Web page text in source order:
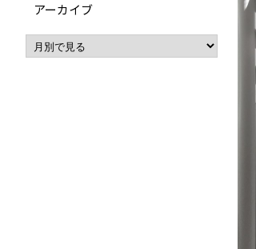
アーカイブ